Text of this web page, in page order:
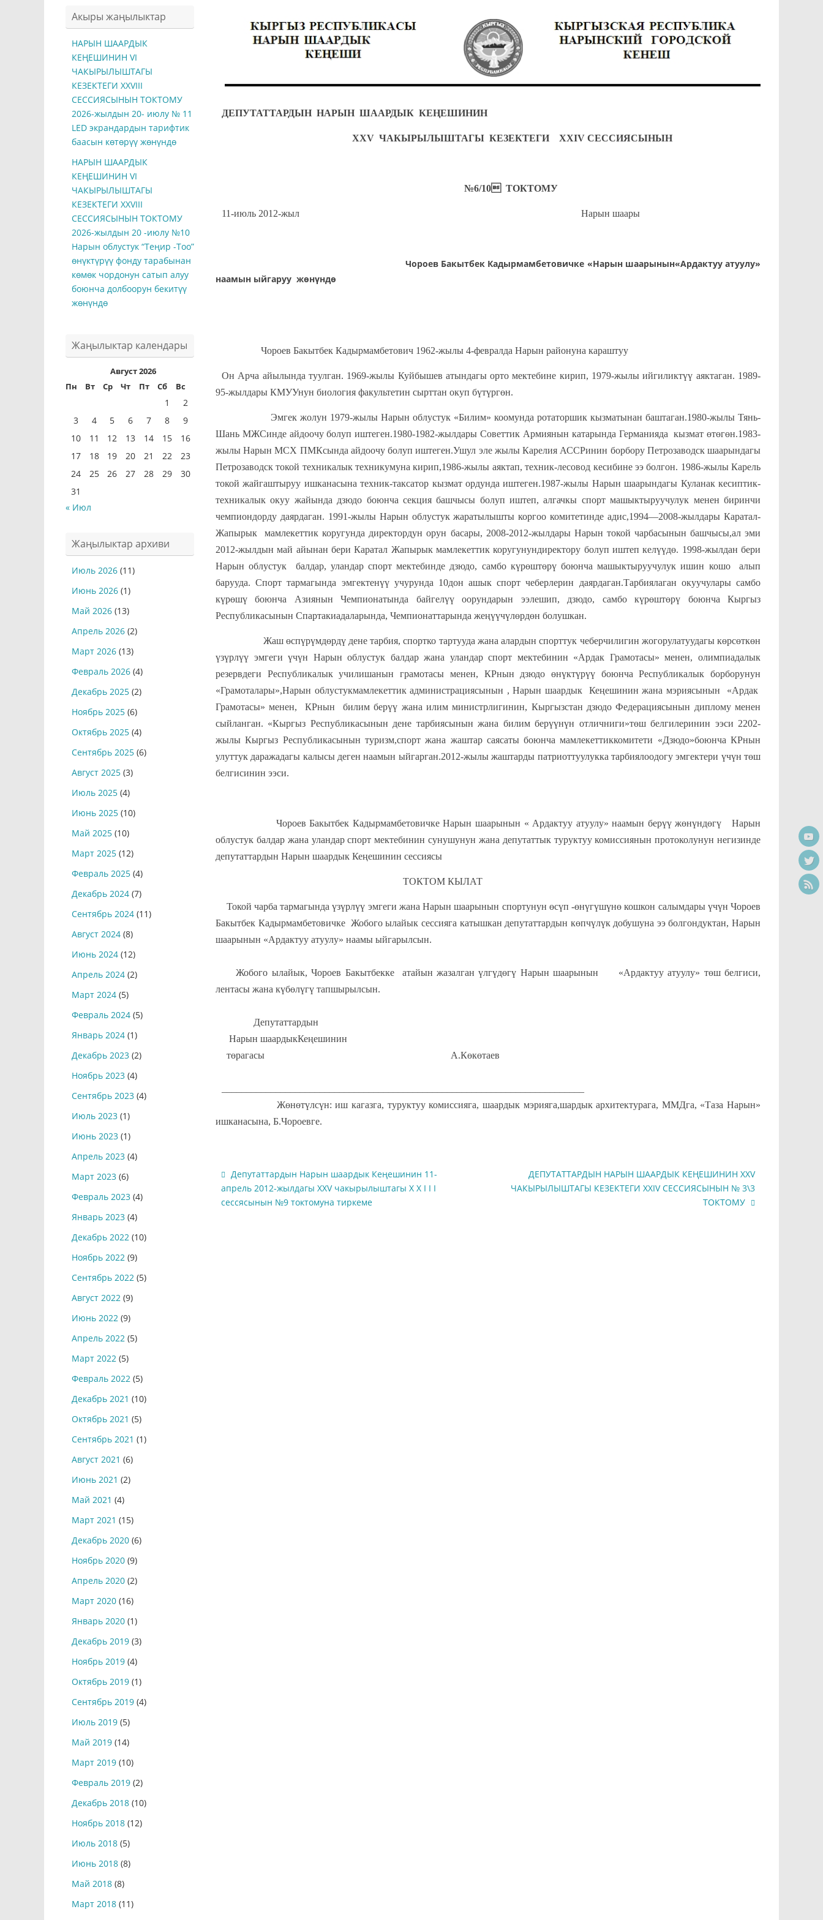
ДЕПУТАТТАРДЫН НАРЫН ШААРДЫК КЕҢЕШИНИН
XXV ЧАКЫРЫЛЫШТАГЫ КЕЗЕКТЕГИ XXIV СЕССИЯСЫНЫН
№6/10 ТОКТОМУ
11-июль 2012-жыл Нарын шаары
Чороев Бакытбек Кадырмамбетовичке «Нарын шаарынын«Ардактуу атуулу»
наамын ыйгаруу жөнүндө
Чороев Бакытбек Кадырмамбетович 1962-жылы 4-февралда Нарын районуна караштуу
Он Арча айылында туулган. 1969-жылы Куйбышев атындагы орто мектебине кирип, 1979-жылы ийгиликтүү аяктаган. 1989-
95-жылдары КМУУнун биология факультетин сырттан окуп бүтүргөн.
Эмгек жолун 1979-жылы Нарын облустук «Билим» коомунда ротаторшик кызматынан баштаган.1980-жылы Тянь-
Шань МЖСинде айдоочу болуп иштеген.1980-1982-жылдары Советтик Армиянын катарында Германияда кызмат өтөгөн.1983-
жылы Нарын МСХ ПМКсында айдоочу болуп иштеген.Ушул эле жылы Карелия АССРинин борбору Петрозаводск шаарындагы
Петрозаводск токой техникалык техникумуна кирип,1986-жылы аяктап, техник-лесовод кесибине ээ болгон. 1986-жылы Карель
токой жайгаштыруу ишканасына техник-таксатор кызмат ордунда иштеген.1987-жылы Нарын шаарындагы Куланак кесиптик-
техникалык окуу жайында дзюдо боюнча секция башчысы болуп иштеп, алгачкы спорт машыктыруучулук менен биринчи
чемпиондорду даярдаган. 1991-жылы Нарын облустук жаратылышты коргоо комитетинде адис,1994—2008-жылдары Каратал-
Жапырык мамлекеттик коругунда директордун орун басары, 2008-2012-жылдары Нарын токой чарбасынын башчысы,ал эми
2012-жылдын май айынан бери Каратал Жапырык мамлекеттик коругунундиректору болуп иштеп келүүдө. 1998-жылдан бери
Нарын облустук балдар, уландар спорт мектебинде дзюдо, самбо күрөштөрү боюнча машыктыруучулук ишин кошо алып
барууда. Спорт тармагында эмгектенүү учурунда 10дон ашык спорт чеберлерин даярдаган.Тарбиялаган окуучулары самбо
күрөшү боюнча Азиянын Чемпионатында байгелүү оорундарын ээлешип, дзюдо, самбо күрөштөрү боюнча Кыргыз
Республикасынын Спартакиадаларында, Чемпионаттарында жеңүүчүлөрдөн болушкан.
Жаш өспүрүмдөрдү дене тарбия, спортко тартууда жана алардын спорттук чеберчилигин жогорулатуудагы көрсөткөн
үзүрлүү эмгеги үчүн Нарын облустук балдар жана уландар спорт мектебинин «Ардак Грамотасы» менен, олимпиадалык
резервдеги Республикалык училишанын грамотасы менен, КРнын дзюдо өнүктүрүү боюнча Республикалык борборунун
«Грамоталары»,Нарын облустукмамлекеттик администрациясынын , Нарын шаардык Кеңешинин жана мэриясынын «Ардак
Грамотасы» менен, КРнын билим берүү жана илим министрлигинин, Кыргызстан дзюдо Федерациясынын диплому менен
сыйланган. «Кыргыз Республикасынын дене тарбиясынын жана билим берүүнүн отличниги»төш белгилеринин ээси 2202-
жылы Кыргыз Республикасынын туризм,спорт жана жаштар саясаты боюнча мамлекеттиккомитети «Дзюдо»боюнча КРнын
улуттук даражадагы калысы деген наамын ыйгарган.2012-жылы жаштарды патриоттуулукка тарбиялоодогу эмгектери үчүн төш
белгисинин ээси.
Чороев Бакытбек Кадырмамбетовичке Нарын шаарынын « Ардактуу атуулу» наамын берүү жөнүндөгү Нарын
облустук балдар жана уландар спорт мектебинин сунушунун жана депутаттык туруктуу комиссиянын протоколунун негизинде
депутаттардын Нарын шаардык Кеңешинин сессиясы
ТОКТОМ КЫЛАТ
Токой чарба тармагында үзүрлүү эмгеги жана Нарын шаарынын спортунун өсүп -өнүгүшүнө кошкон салымдары үчүн Чороев
Бакытбек Кадырмамбетовичке Жобого ылайык сессияга катышкан депутаттардын көпчүлүк добушуна ээ болгондуктан, Нарын
шаарынын «Ардактуу атуулу» наамы ыйгарылсын.
Жобого ылайык, Чороев Бакытбекке атайын жазалган үлгүдөгү Нарын шаарынын «Ардактуу атуулу» төш белгиси,
лентасы жана күбөлүгү тапшырылсын.
Депутаттардын
Нарын шаардыкКеңешинин
төрагасы А.Көкөтаев
Жөнөтүлсүн: иш кагазга, туруктуу комиссияга, шаардык мэрияга,шардык архитектурага, ММДга, «Таза Нарын»
ишканасына, Б.Чороевге.
Депутаттардын Нарын шаардык Кеңешинин 11-
апрель 2012-жылдагы XXV чакырылыштагы X X I I I
сессясынын №9 токтомуна тиркеме
ДЕПУТАТТАРДЫН НАРЫН ШААРДЫК КЕҢЕШИНИН XXV
ЧАКЫРЫЛЫШТАГЫ КЕЗЕКТЕГИ XXIV СЕССИЯСЫНЫН № 3\3
ТОКТОМУ
Акыры жаңылыктар
НАРЫН ШААРДЫК
КЕҢЕШИНИН VI
ЧАКЫРЫЛЫШТАГЫ
КЕЗЕКТЕГИ ХXVIII
СЕССИЯСЫНЫН ТОКТОМУ
2026-жылдын 20- июлу № 11
LED экрандардын тарифтик
баасын көтөрүү жөнүндө
НАРЫН ШААРДЫК
КЕҢЕШИНИН VI
ЧАКЫРЫЛЫШТАГЫ
КЕЗЕКТЕГИ ХXVIII
СЕССИЯСЫНЫН ТОКТОМУ
2026-жылдын 20 -июлу №10
Нарын облустук “Теңир -Тоо”
өнүктүрүү фонду тарабынан
көмөк чордонун сатып алуу
боюнча долбоорун бекитүү
жөнүндө
Жаңылыктар календары
Август 2026
Пн
Вт Ср Чт Пт Сб Вс
1
2
3
4 5 6 7 8
9
10
11 12 13 14 15
16
17
18 19 20 21 22
23
24
25 26 27 28 29
30
31
« Июл
Жаңылыктар архиви
Июль 2026 (11)
Июнь 2026 (1)
Май 2026 (13)
Апрель 2026 (2)
Март 2026 (13)
Февраль 2026 (4)
Декабрь 2025 (2)
Ноябрь 2025 (6)
Октябрь 2025 (4)
Сентябрь 2025 (6)
Август 2025 (3)
Июль 2025 (4)
Июнь 2025 (10)
Май 2025 (10)
Март 2025 (12)
Февраль 2025 (4)
Декабрь 2024 (7)
Сентябрь 2024 (11)
Август 2024 (8)
Июнь 2024 (12)
Апрель 2024 (2)
Март 2024 (5)
Февраль 2024 (5)
Январь 2024 (1)
Декабрь 2023 (2)
Ноябрь 2023 (4)
Сентябрь 2023 (4)
Июль 2023 (1)
Июнь 2023 (1)
Апрель 2023 (4)
Март 2023 (6)
Февраль 2023 (4)
Январь 2023 (4)
Декабрь 2022 (10)
Ноябрь 2022 (9)
Сентябрь 2022 (5)
Август 2022 (9)
Июнь 2022 (9)
Апрель 2022 (5)
Март 2022 (5)
Февраль 2022 (5)
Декабрь 2021 (10)
Октябрь 2021 (5)
Сентябрь 2021 (1)
Август 2021 (6)
Июнь 2021 (2)
Май 2021 (4)
Март 2021 (15)
Декабрь 2020 (6)
Ноябрь 2020 (9)
Апрель 2020 (2)
Март 2020 (16)
Январь 2020 (1)
Декабрь 2019 (3)
Ноябрь 2019 (4)
Октябрь 2019 (1)
Сентябрь 2019 (4)
Июль 2019 (5)
Май 2019 (14)
Март 2019 (10)
Февраль 2019 (2)
Декабрь 2018 (10)
Ноябрь 2018 (12)
Июль 2018 (5)
Июнь 2018 (8)
Май 2018 (8)
Март 2018 (11)